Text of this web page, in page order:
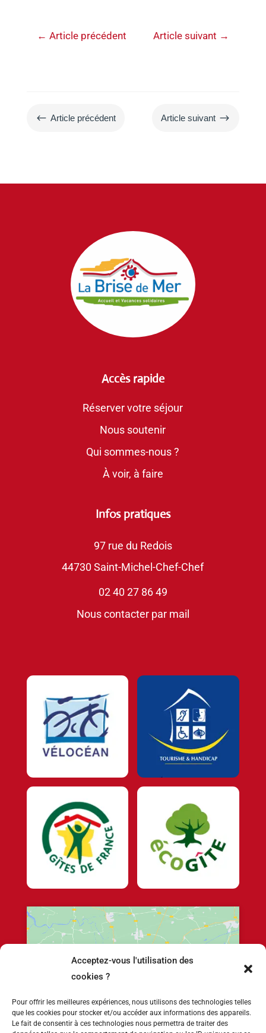
Acceptez-vous l'utilisation des
cookies ?
Pour offrir les meilleures expériences, nous utilisons des technologies telles
que les cookies pour stocker et/ou accéder aux informations des appareils.
Le fait de consentir à ces technologies nous permettra de traiter des
←Article précédent Article suivant →
# Article précédent Article suivant $
Accès rapide
Réserver votre séjour
Nous soutenir
Qui sommes-nous ?
À voir, à faire
Infos pratiques
97 rue du Redois
44730 Saint-Michel-Chef-Chef
02 40 27 86 49
Nous contacter par mail
Cliquez pour accepter les cookies marketing